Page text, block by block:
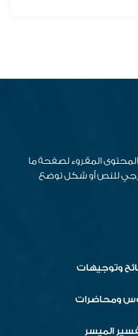
المقروء لصفحة ما
للنص أو شكل توضع
وتوجيهات
ومحاضرات
الميسر